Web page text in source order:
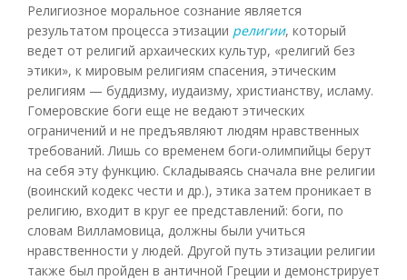
Религиозное моральное сознание является
результатом процесса этизации религии, который
ведет от религий архаических культур, «религий без
этики», к мировым религиям спасения, этическим
религиям — буддизму, иудаизму, христианству, исламу.
Гомеровские боги еще не ведают этических
ограничений и не предъявляют людям нравственных
требований. Лишь со временем боги-олимпийцы берут
на себя эту функцию. Складываясь сначала вне религии
(воинский кодекс чести и др.), этика затем проникает в
религию, входит в круг ее представлений: боги, по
словам Вилламовица, должны были учиться
нравственности у людей. Другой путь этизации религии
также был пройден в античной Греции и демонстрирует